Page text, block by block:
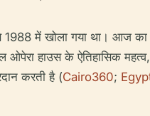
1988 में खोला गया था। आज का
ओपेरा हाउस के ऐतिहासिक
करती है (Cairo360;